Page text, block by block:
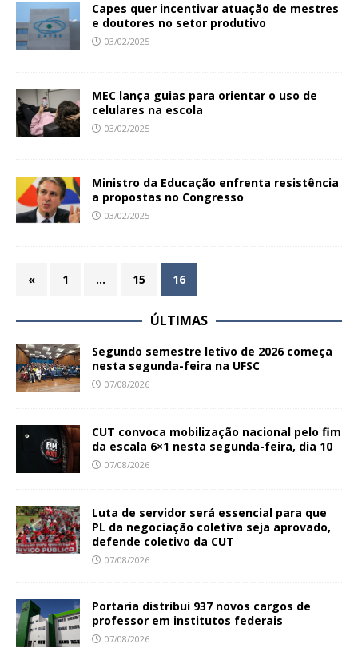
Capes quer incentivar atuação de mestres
e doutores no setor produtivo
03/02/2025
MEC lança guias para orientar o uso de
celulares na escola
03/02/2025
Ministro da Educação enfrenta resistência
a propostas no Congresso
03/02/2025
« 1 … 15 16
ÚLTIMAS
Segundo semestre letivo de 2026 começa
nesta segunda-feira na UFSC
07/08/2026
CUT convoca mobilização nacional pelo fim
da escala 6×1 nesta segunda-feira, dia 10
07/08/2026
Luta de servidor será essencial para que
PL da negociação coletiva seja aprovado,
defende coletivo da CUT
07/08/2026
Portaria distribui 937 novos cargos de
professor em institutos federais
07/08/2026